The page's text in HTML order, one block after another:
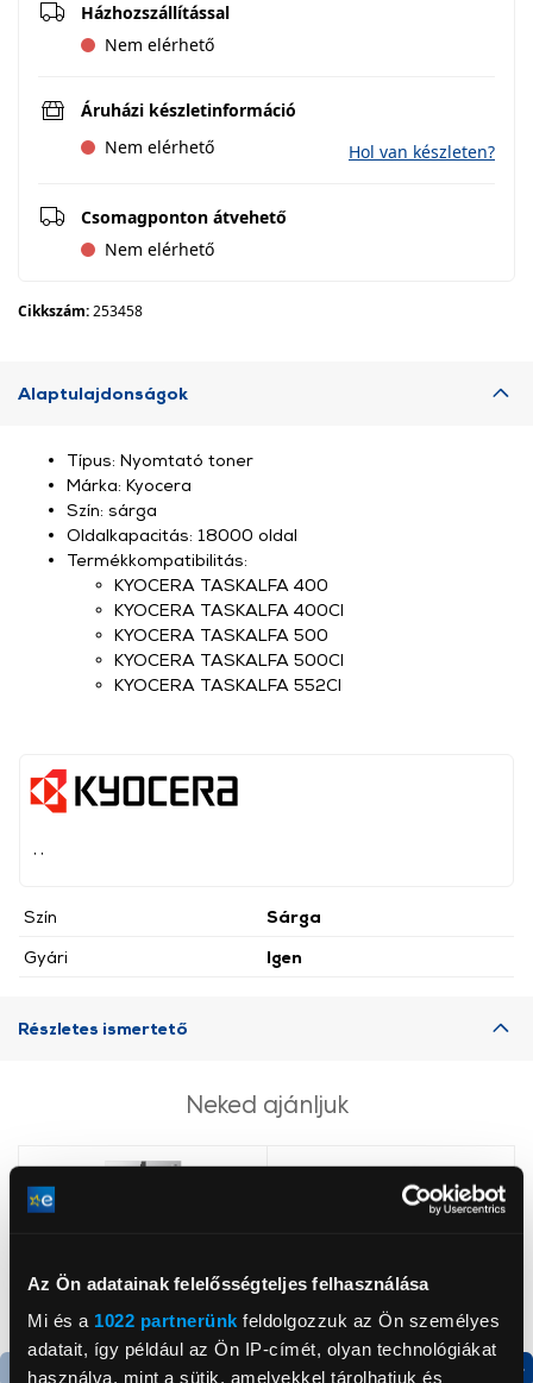
Az Ön adatainak felelősségteljes felhasználása
Mi és a 1022 partnerünk feldolgozzuk az Ön személyes
adatait, így például az Ön IP-címét, olyan technológiákat
használva, mint a sütik, amelyekkel tárolhatjuk és
Házhozszállítással
Nem elérhető
Áruházi készletinformáció
Nem elérhető
Hol van készleten?
Csomagponton átvehető
Nem elérhető
Cikkszám:253458
Alaptulajdonságok
Szín
Sárga
Gyári
Igen
Típus: Nyomtató toner
Márka: Kyocera
Szín: sárga
Oldalkapacitás: 18000 oldal
Termékkompatibilitás:
KYOCERA TASKALFA 400
KYOCERA TASKALFA 400CI
KYOCERA TASKALFA 500
KYOCERA TASKALFA 500CI
KYOCERA TASKALFA 552CI
Részletes ismertető
Neked ajánljuk